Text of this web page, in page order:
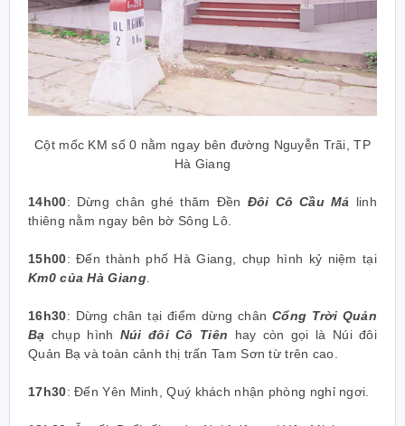
Cột mốc KM số 0 nằm ngay bên đường Nguyễn Trãi, TP
Hà Giang
14h00: Dừng chân ghé thăm Đền Đôi Cô Cầu Má
linh
thiêng nằm ngay bên bờ Sông Lô.
15h00: Đến thành phố Hà Giang, chụp hình kỷ niệm tại
Km0 của Hà Giang.
16h30: Dừng chân tại điểm dừng chân Cổng Trời Quản
Bạ chụp hình Núi đôi Cô Tiên hay còn gọi là Núi đôi
Quản Bạ và toàn cảnh thị trấn Tam Sơn từ trên cao.
17h30: Đến Yên Minh, Quý khách nhận phòng nghỉ ngơi.